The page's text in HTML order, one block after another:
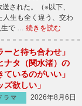
された。（※以下、
生も全く違う、交わ
生で … 続きを読む
ーと待ち合わせ」
ナタ（関水渚）の
いるのがいい」
ズ欲しい」
ラマ
2026年8月6日